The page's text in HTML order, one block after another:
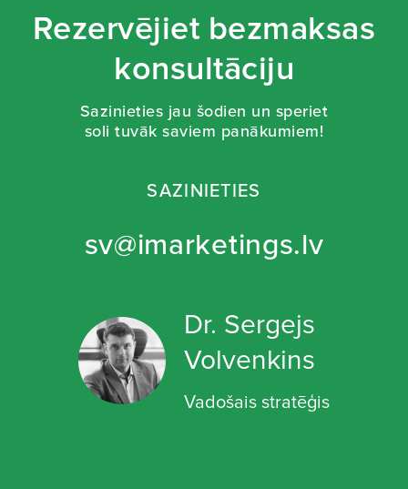
Rezervējiet bezmaksas
konsultāciju
Sazinieties jau šodien un speriet
soli tuvāk saviem panākumiem!
SAZINIETIES
sv@imarketings.lv
Dr. Sergejs
Volvenkins
Vadošais stratēģis